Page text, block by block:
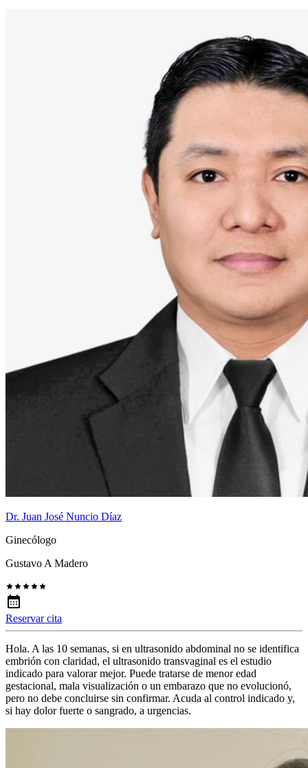
Dr. Juan José Nuncio Díaz
Ginecólogo
Gustavo A Madero
Reservar cita
Hola. A las 10 semanas, si en ultrasonido abdominal no se identifica
embrión con claridad, el ultrasonido transvaginal es el estudio
indicado para valorar mejor. Puede tratarse de menor edad
gestacional, mala visualización o un embarazo que no evolucionó,
pero no debe concluirse sin confirmar. Acuda al control indicado y,
si hay dolor fuerte o sangrado, a urgencias.